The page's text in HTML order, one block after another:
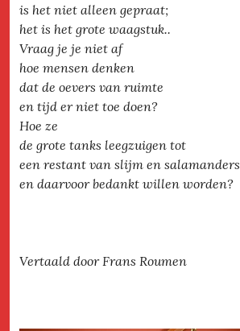
is het niet alleen gepraat;
het is het grote waagstuk..
Vraag je je niet af
hoe mensen denken
dat de oevers van ruimte
en tijd er niet toe doen?
Hoe ze
de grote tanks leegzuigen tot
een restant van slijm en salamanders
en daarvoor bedankt willen worden?
Vertaald door Frans Roumen